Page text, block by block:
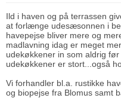
Ild i haven og på terrassen
at forlænge udesæsonnen i
havepejse bliver mere og
madlavning idag er meget
udekøkkener in som aldrig
udekøkkener er stort...også
Vi forhandler bl.a. rustikke
og biopejse fra Blomus samt